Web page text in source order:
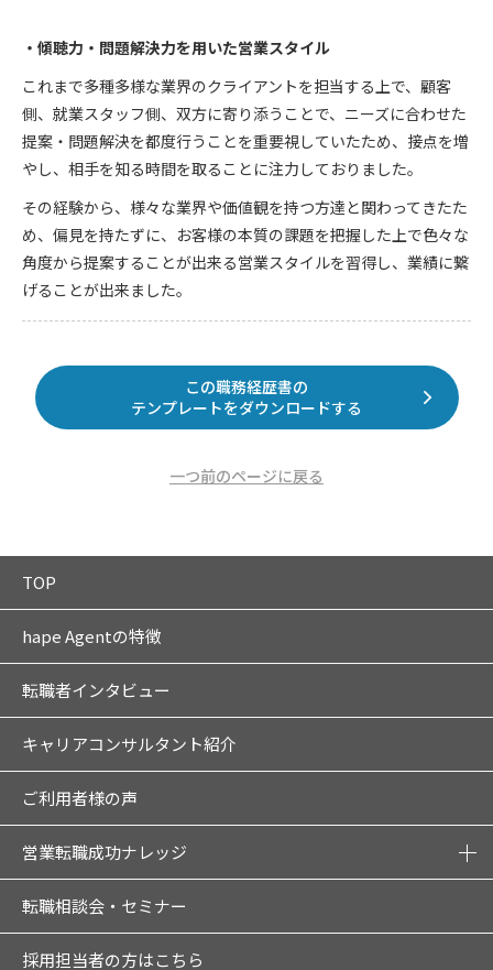
・傾聴力・問題解決力を用いた営業スタイル
これまで多種多様な業界のクライアントを担当する上で、顧客
側、就業スタッフ側、双方に寄り添うことで、ニーズに合わせた
提案・問題解決を都度行うことを重要視していたため、接点を増
やし、相手を知る時間を取ることに注力しておりました。
その経験から、様々な業界や価値観を持つ方達と関わってきたた
め、偏見を持たずに、お客様の本質の課題を把握した上で色々な
角度から提案することが出来る営業スタイルを習得し、業績に繋
げることが出来ました。
この職務経歴書の
テンプレートをダウンロードする
一つ前のページに戻る
TOP
hape Agentの特徴
転職者インタビュー
キャリアコンサルタント紹介
ご利用者様の声
営業転職成功ナレッジ
転職相談会・セミナー
採用担当者の方はこちら